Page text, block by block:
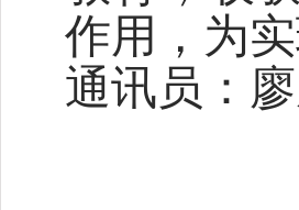
作用，为
通讯员：